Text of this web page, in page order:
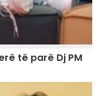
të parë Dj PM